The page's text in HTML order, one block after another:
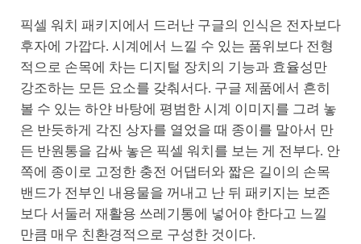
픽셀 워치 패키지에서 드러난 구글의 인식은 전자보다
후자에 가깝다. 시계에서 느낄 수 있는 품위보다 전형
적으로 손목에 차는 디지털 장치의 기능과 효율성만
강조하는 모든 요소를 갖춰서다. 구글 제품에서 흔히
볼 수 있는 하얀 바탕에 평범한 시계 이미지를 그려 놓
은 반듯하게 각진 상자를 열었을 때 종이를 말아서 만
든 반원통을 감싸 놓은 픽셀 워치를 보는 게 전부다. 안
쪽에 종이로 고정한 충전 어댑터와 짧은 길이의 손목
밴드가 전부인 내용물을 꺼내고 난 뒤 패키지는 보존
보다 서둘러 재활용 쓰레기통에 넣어야 한다고 느낄
만큼 매우 친환경적으로 구성한 것이다.